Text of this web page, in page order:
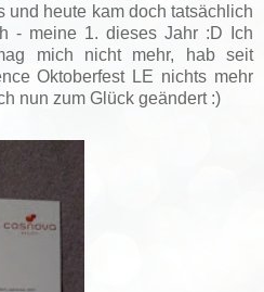
und heute kam doch tatsächlich
- meine 1. dieses Jahr :D Ich
mich nicht mehr, hab seit
Oktoberfest LE nichts mehr
nun zum Glück geändert :)